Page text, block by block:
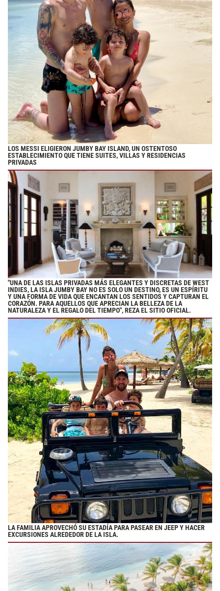
LOS MESSI ELIGIERON JUMBY BAY ISLAND, UN OSTENTOSO
ESTABLECIMIENTO QUE TIENE SUITES, VILLAS Y RESIDENCIAS
PRIVADAS
"UNA DE LAS ISLAS PRIVADAS MÁS ELEGANTES Y DISCRETAS DE WEST
INDIES, LA ISLA JUMBY BAY NO ES SOLO UN DESTINO, ES UN ESPÍRITU
Y UNA FORMA DE VIDA QUE ENCANTAN LOS SENTIDOS Y CAPTURAN EL
CORAZÓN. PARA AQUELLOS QUE APRECIAN LA BELLEZA DE LA
NATURALEZA Y EL REGALO DEL TIEMPO", REZA EL SITIO OFICIAL.
LA FAMILIA APROVECHÓ SU ESTADÍA PARA PASEAR EN JEEP Y HACER
EXCURSIONES ALREDEDOR DE LA ISLA.